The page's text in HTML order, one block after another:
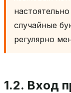
случайные
регулярно
1.2. Вход